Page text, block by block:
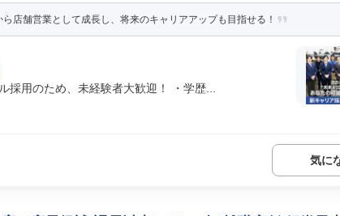
店舗営業として成長し、将来のキャリアアップも目指せる！
採用のため、未経験者大歓迎！ ・学歴...
気に